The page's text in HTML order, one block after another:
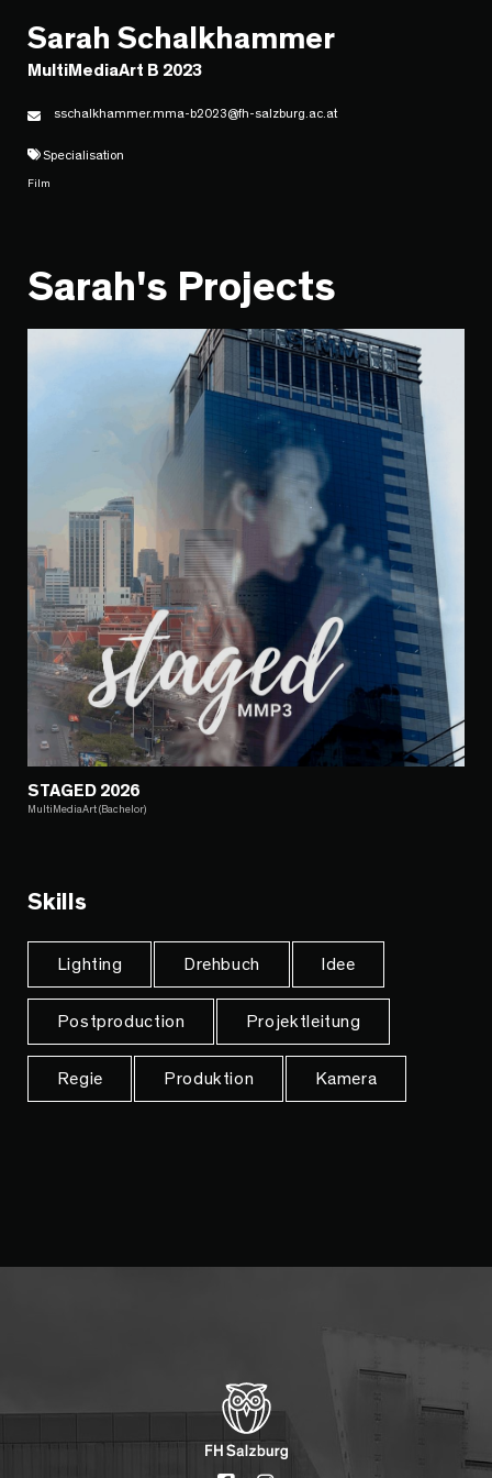
Sarah Schalkhammer
MultiMediaArt B 2023
sschalkhammer.mma-b2023@fh-salzburg.ac.at
Specialisation
Film
Sarah's Projects
STAGED 2026
MultiMediaArt (Bachelor)
Skills
Lighting Drehbuch Idee
Postproduction Projektleitung
Regie Produktion Kamera